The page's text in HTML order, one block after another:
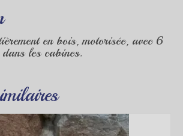
en bois, motorisée, avec 6
les cabines.